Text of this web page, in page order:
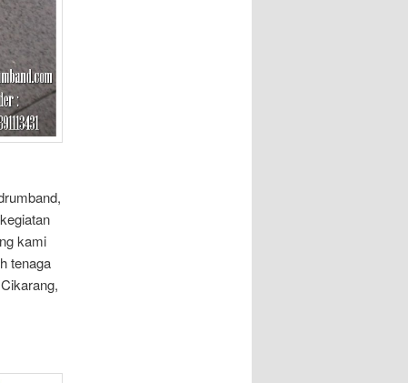
kami
tenaga